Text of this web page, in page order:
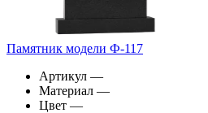
Памятник модели Ф-117
Артикул —
Материал —
Цвет —